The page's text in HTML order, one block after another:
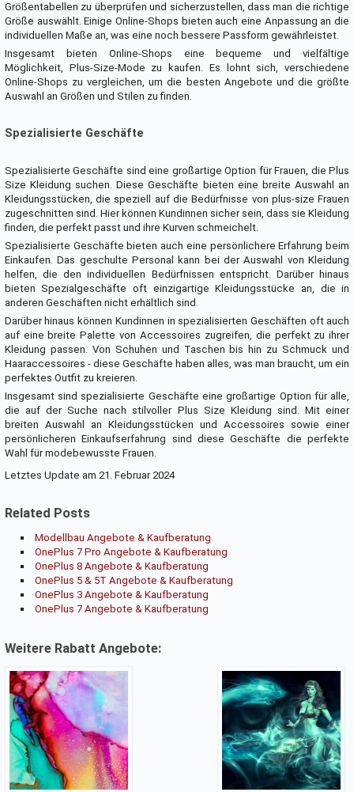
Größentabellen zu überprüfen und sicherzustellen, dass man die richtige
Größe auswählt. Einige Online-Shops bieten auch eine Anpassung an die
individuellen Maße an, was eine noch bessere Passform gewährleistet.
Insgesamt bieten Online-Shops eine bequeme und vielfältige
Möglichkeit, Plus-Size-Mode zu kaufen. Es lohnt sich, verschiedene
Online-Shops zu vergleichen, um die besten Angebote und die größte
Auswahl an Größen und Stilen zu finden.
Spezialisierte Geschäfte
Spezialisierte Geschäfte sind eine großartige Option für Frauen, die Plus
Size Kleidung suchen. Diese Geschäfte bieten eine breite Auswahl an
Kleidungsstücken, die speziell auf die Bedürfnisse von plus-size Frauen
zugeschnitten sind. Hier können Kundinnen sicher sein, dass sie Kleidung
finden, die perfekt passt und ihre Kurven schmeichelt.
Spezialisierte Geschäfte bieten auch eine persönlichere Erfahrung beim
Einkaufen. Das geschulte Personal kann bei der Auswahl von Kleidung
helfen, die den individuellen Bedürfnissen entspricht. Darüber hinaus
bieten Spezialgeschäfte oft einzigartige Kleidungsstücke an, die in
anderen Geschäften nicht erhältlich sind.
Darüber hinaus können Kundinnen in spezialisierten Geschäften oft auch
auf eine breite Palette von Accessoires zugreifen, die perfekt zu ihrer
Kleidung passen. Von Schuhen und Taschen bis hin zu Schmuck und
Haaraccessoires - diese Geschäfte haben alles, was man braucht, um ein
perfektes Outfit zu kreieren.
Insgesamt sind spezialisierte Geschäfte eine großartige Option für alle,
die auf der Suche nach stilvoller Plus Size Kleidung sind. Mit einer
breiten Auswahl an Kleidungsstücken und Accessoires sowie einer
persönlicheren Einkaufserfahrung sind diese Geschäfte die perfekte
Wahl für modebewusste Frauen.
Letztes Update am 21. Februar 2024
Related Posts
Modellbau Angebote & Kaufberatung
OnePlus 7 Pro Angebote & Kaufberatung
OnePlus 8 Angebote & Kaufberatung
OnePlus 5 & 5T Angebote & Kaufberatung
OnePlus 3 Angebote & Kaufberatung
OnePlus 7 Angebote & Kaufberatung
Weitere Rabatt Angebote: